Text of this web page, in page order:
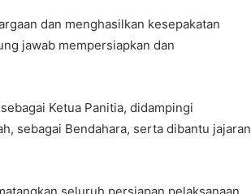
dan menghasilkan kesepakatan
jawab mempersiapkan dan
Ketua Panitia, didampingi
sebagai Bendahara, serta dibantu jajaran